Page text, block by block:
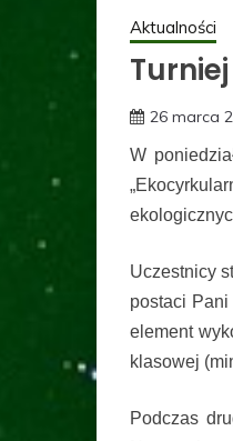
Aktualności
26 marca
W
Uczestnicy
postaci
element
klasowej
Podczas